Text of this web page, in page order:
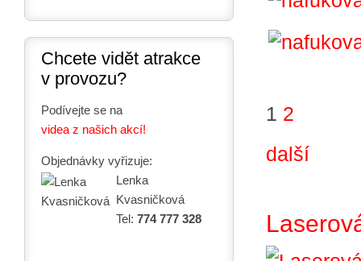
1 2
další
Chcete vidět atrakce
v provozu?
Podívejte se na
videa z našich akcí!
Objednávky vyřizuje:
Lenka
Kvasničková
Tel: 774 777 328